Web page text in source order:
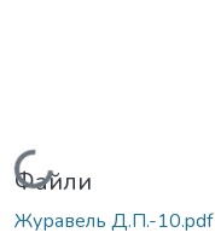
Вантажиться...
Файли
Журавель Д.П.-10.pdf